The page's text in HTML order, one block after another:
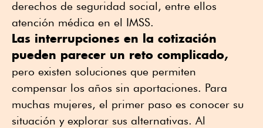
derechos de seguridad social, entre ellos
atención médica en el IMSS.
Las interrupciones en la cotización
pueden parecer un reto complicado,
pero existen soluciones que permiten
compensar los años sin aportaciones. Para
muchas mujeres, el primer paso es conocer su
situación y explorar sus alternativas. Al